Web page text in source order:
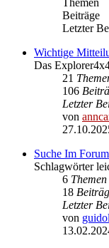
Themen
Beiträge
Letzter
Wichtige
Das
21
106
Letzter
von
Suche Im
Schlagwörter
6 Themen
18
Letzter
von